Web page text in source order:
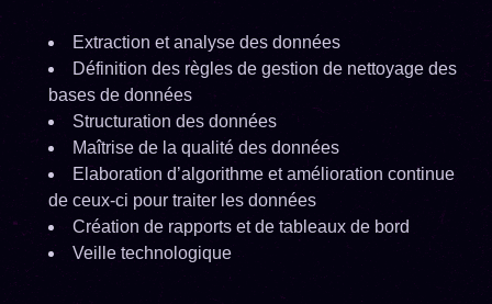
Extraction et analyse des données
Définition des règles de gestion de nettoyage des
bases de données
Structuration des données
Maîtrise de la qualité des données
Elaboration d’algorithme et amélioration continue
de ceux-ci pour traiter les données
Création de rapports et de tableaux de bord
Veille technologique